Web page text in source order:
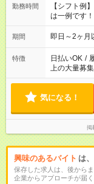
勤務時間
【シフト例
は一例です
期間 即日～2ヶ
特徴 日払いOK /
上の大量募集
気になる！
掲
興味のあるバイト は
保存した求人は、後から
企業からアプローチが届く